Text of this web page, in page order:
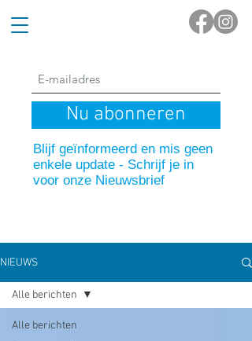
Nu abonneren
Blijf geïnformeerd en mis geen
enkele update - Schrijf je in
voor onze Nieuwsbrief
NIEUWS
Alle berichten
Alle berichten